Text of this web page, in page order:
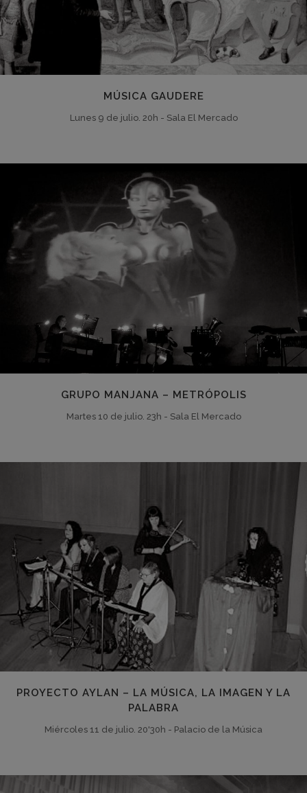
MÚSICA GAUDERE
Lunes 9 de julio. 20h - Sala El Mercado
GRUPO MANJANA – METRÓPOLIS
Martes 10 de julio. 23h - Sala El Mercado
PROYECTO AYLAN – LA MÚSICA, LA IMAGEN Y LA
PALABRA
Miércoles 11 de julio. 20'30h - Palacio de la Música